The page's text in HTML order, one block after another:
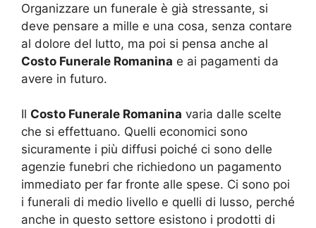
Organizzare un funerale è già stressante, si
deve pensare a mille e una cosa, senza contare
al dolore del lutto, ma poi si pensa anche al
Costo Funerale Romanina e ai pagamenti da
avere in futuro.
Il Costo Funerale Romanina varia dalle scelte
che si effettuano. Quelli economici sono
sicuramente i più diffusi poiché ci sono delle
agenzie funebri che richiedono un pagamento
immediato per far fronte alle spese. Ci sono poi
i funerali di medio livello e quelli di lusso, perché
anche in questo settore esistono i prodotti di